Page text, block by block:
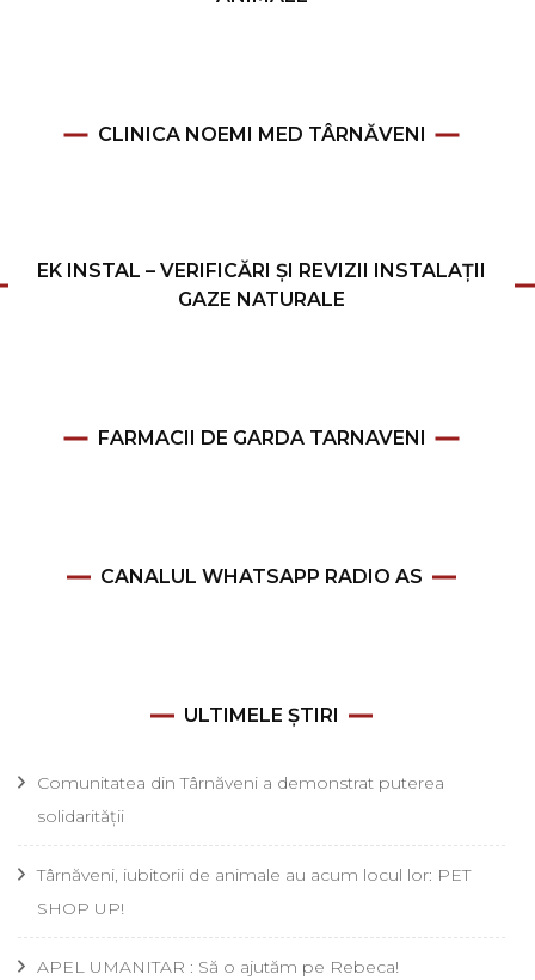
CLINICA NOEMI MED TÂRNĂVENI
EK INSTAL – VERIFICĂRI ȘI REVIZII INSTALAȚII
GAZE NATURALE
FARMACII DE GARDA TARNAVENI
CANALUL WHATSAPP RADIO AS
ULTIMELE ȘTIRI
Comunitatea din Târnăveni a demonstrat puterea
solidarității
Târnăveni, iubitorii de animale au acum locul lor: PET
SHOP UP!
APEL UMANITAR : Să o ajutăm pe Rebeca!